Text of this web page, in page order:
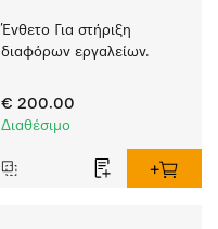
Ένθετο Για στήριξη
διαφόρων εργαλείων.
€ 200.00
Διαθέσιμο